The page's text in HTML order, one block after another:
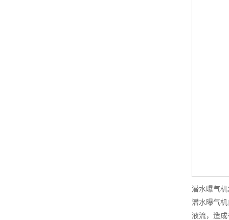
潜水曝气
潜水曝气
液流，造